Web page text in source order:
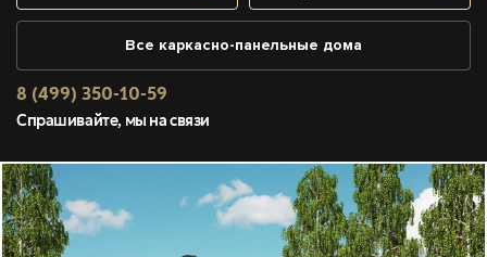
Все каркасно-панельные дома
8 (499) 350-10-59
Спрашивайте, мы на связи